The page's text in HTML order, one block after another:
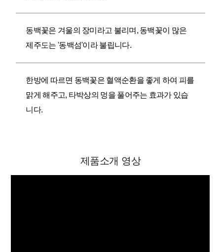
동백꽃은 겨울의 장미라고 불리며, 동백꽃이 많은
제주도는 '동백섬'이라 불립니다.
한방에 따르면 동백꽃은 혈액순환을 좋게 하여 피를
맑게 해주고, 타박상의 멍을 풀어주는 효과가 있습
니다.
제품소개 영상